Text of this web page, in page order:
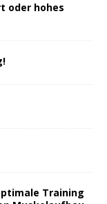
oder hohes
Training